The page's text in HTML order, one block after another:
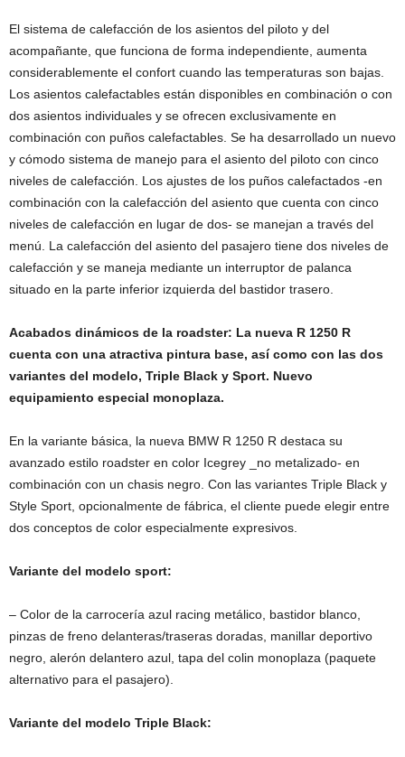
El sistema de calefacción de los asientos del piloto y del
acompañante, que funciona de forma independiente, aumenta
considerablemente el confort cuando las temperaturas son bajas.
Los asientos calefactables están disponibles en combinación o con
dos asientos individuales y se ofrecen exclusivamente en
combinación con puños calefactables. Se ha desarrollado un nuevo
y cómodo sistema de manejo para el asiento del piloto con cinco
niveles de calefacción. Los ajustes de los puños calefactados -en
combinación con la calefacción del asiento que cuenta con cinco
niveles de calefacción en lugar de dos- se manejan a través del
menú. La calefacción del asiento del pasajero tiene dos niveles de
calefacción y se maneja mediante un interruptor de palanca
situado en la parte inferior izquierda del bastidor trasero.
Acabados dinámicos de la roadster: La nueva R 1250 R
cuenta con una atractiva pintura base, así como con las dos
variantes del modelo, Triple Black y Sport. Nuevo
equipamiento especial monoplaza.
En la variante básica, la nueva BMW R 1250 R destaca su
avanzado estilo roadster en color Icegrey _no metalizado- en
combinación con un chasis negro. Con las variantes Triple Black y
Style Sport, opcionalmente de fábrica, el cliente puede elegir entre
dos conceptos de color especialmente expresivos.
Variante del modelo sport:
– Color de la carrocería azul racing metálico, bastidor blanco,
pinzas de freno delanteras/traseras doradas, manillar deportivo
negro, alerón delantero azul, tapa del colin monoplaza (paquete
alternativo para el pasajero).
Variante del modelo Triple Black: